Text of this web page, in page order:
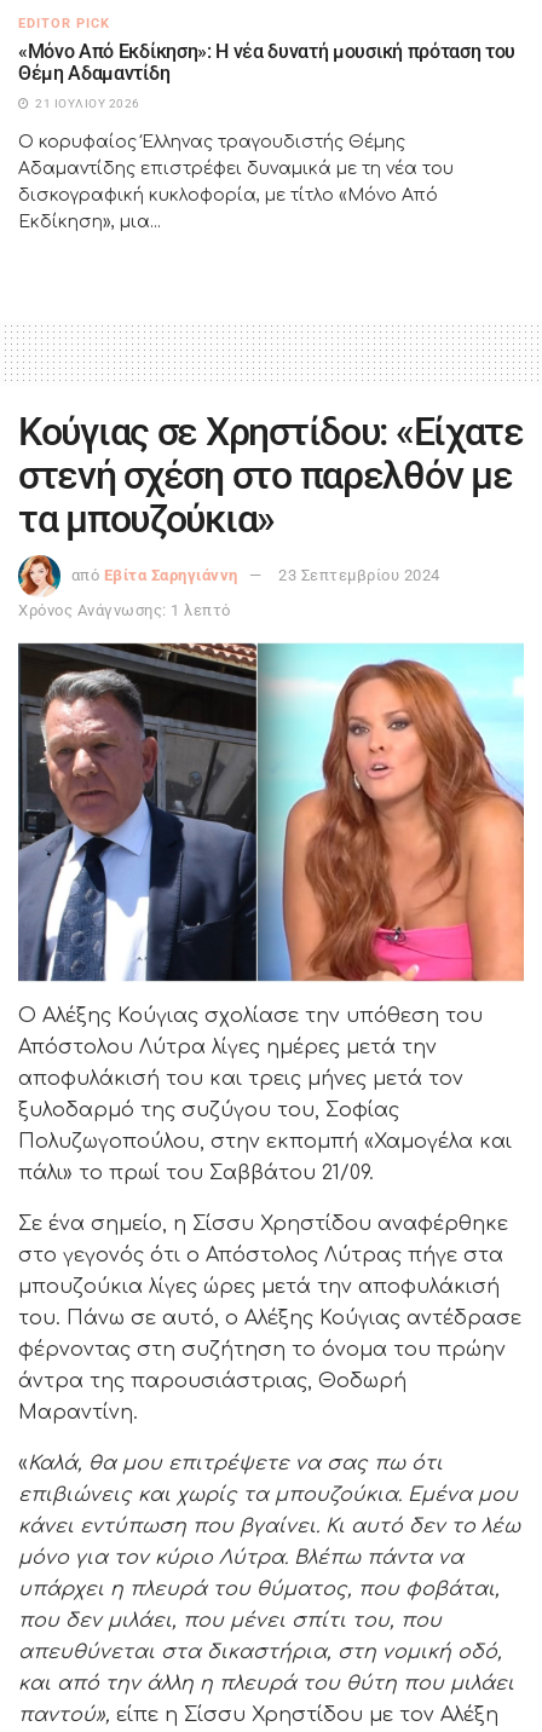
EDITOR PICK
«Μόνο Από Εκδίκηση»: Η νέα δυνατή μουσική πρόταση του
Θέμη Αδαμαντίδη
21 ΙΟΥΛΊΟΥ 2026
Ο κορυφαίος Έλληνας τραγουδιστής Θέμης
Αδαμαντίδης επιστρέφει δυναμικά με τη νέα του
δισκογραφική κυκλοφορία, με τίτλο «Μόνο Από
Εκδίκηση», μια...
Κούγιας σε Χρηστίδου: «Είχατε
στενή σχέση στο παρελθόν με
τα μπουζούκια»
από Εβίτα Σαρηγιάννη
23 Σεπτεμβρίου 2024
Χρόνος Ανάγνωσης: 1 λεπτό
Ο Αλέξης Κούγιας σχολίασε την υπόθεση του
Απόστολου Λύτρα λίγες ημέρες μετά την
αποφυλάκισή του και τρεις μήνες μετά τον
ξυλοδαρμό της συζύγου του, Σοφίας
Πολυζωγοπούλου, στην εκπομπή «Χαμογέλα και
πάλι» το πρωί του Σαββάτου 21/09.
Σε ένα σημείο, η Σίσσυ Χρηστίδου αναφέρθηκε
στο γεγονός ότι ο Απόστολος Λύτρας πήγε στα
μπουζούκια λίγες ώρες μετά την αποφυλάκισή
του. Πάνω σε αυτό, ο Αλέξης Κούγιας αντέδρασε
φέρνοντας στη συζήτηση το όνομα του πρώην
άντρα της παρουσιάστριας, Θοδωρή
Μαραντίνη.
«Καλά, θα μου επιτρέψετε να σας πω ότι
επιβιώνεις και χωρίς τα μπουζούκια. Εμένα μου
κάνει εντύπωση που βγαίνει. Κι αυτό δεν το λέω
μόνο για τον κύριο Λύτρα. Βλέπω πάντα να
υπάρχει η πλευρά του θύματος, που φοβάται,
που δεν μιλάει, που μένει σπίτι του, που
απευθύνεται στα δικαστήρια, στη νομική οδό,
και από την άλλη η πλευρά του θύτη που μιλάει
παντού», είπε η Σίσσυ Χρηστίδου με τον Αλέξη